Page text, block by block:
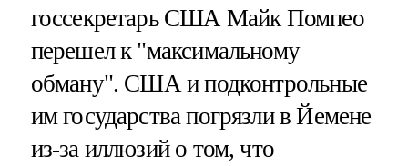
госсекретарь США Майк Помпео
перешел к "максимальному
обману". США и подконтрольные
им государства погрязли в Йемене
из-за иллюзий о том, что